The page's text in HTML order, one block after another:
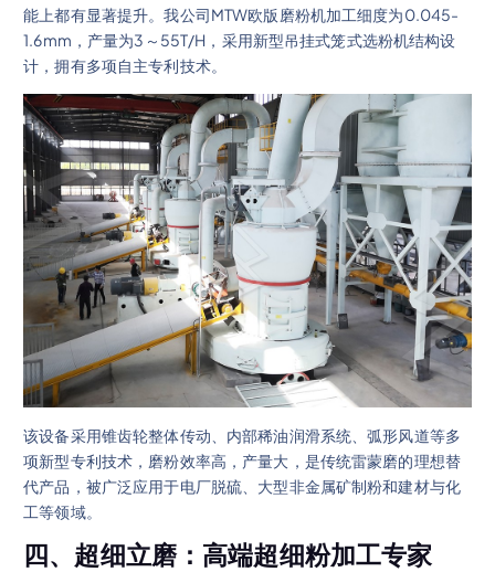
能上都有显著提升。我公司MTW欧版磨粉机加工细度为0.045-
1.6mm，产量为3～55T/H，采用新型吊挂式笼式选粉机结构设
计，拥有多项自主专利技术。
该设备采用锥齿轮整体传动、内部稀油润滑系统、弧形风道等多
项新型专利技术，磨粉效率高，产量大，是传统雷蒙磨的理想替
代产品，被广泛应用于电厂脱硫、大型非金属矿制粉和建材与化
工等领域。
四、超细立磨：高端超细粉加工专家